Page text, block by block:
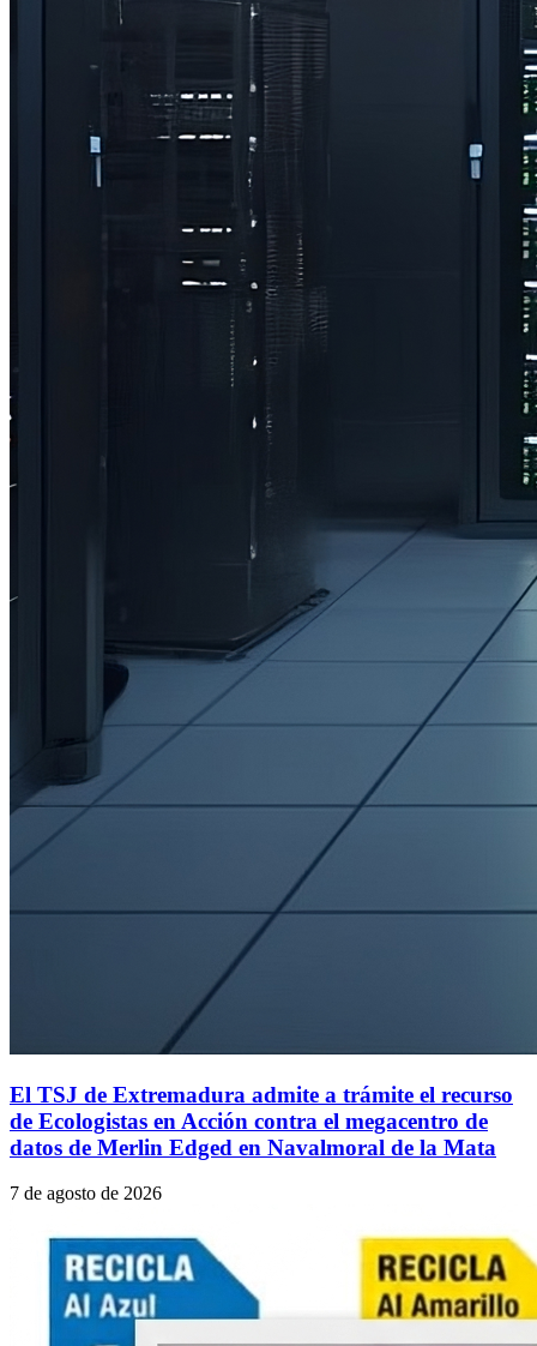
El TSJ de Extremadura admite a trámite el recurso
de Ecologistas en Acción contra el megacentro de
datos de Merlin Edged en Navalmoral de la Mata
7 de agosto de 2026